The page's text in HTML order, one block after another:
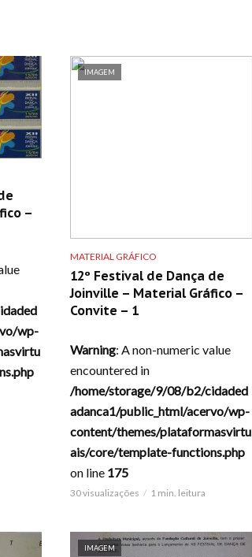
–
wp-
IMAGEM
MATERIAL GRÁFICO
12º Festival de Dança de
Joinville – Material Gráfico –
Convite – 1
Warning: A non-numeric value
encountered in
/home/storage/9/08/b2/cidaded
adanca1/public_html/acervo/wp-
content/themes/plataformasvirtu
ais/core/template-functions.php
on line 175
30 visualizações 1 min. leitura
IMAGEM